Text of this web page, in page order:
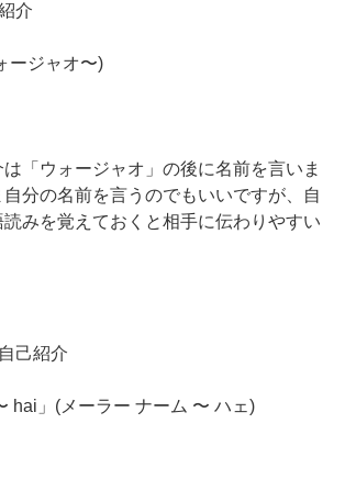
介
ージャオ〜)
「ウォージャオ」の後に名前を言いま
分の名前を言うのでもいいですが、自
みを覚えておくと相手に伝わりやすい
己紹介
hai」(メーラー ナーム 〜 ハェ)